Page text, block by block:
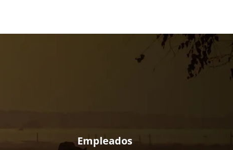
Empleados